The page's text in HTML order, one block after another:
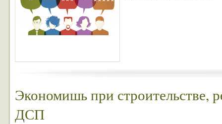
Экономишь при строительстве,
ДСП